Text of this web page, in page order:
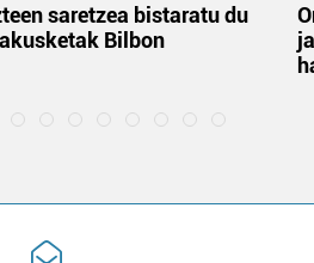
saretzea bistaratu du
Bilbon